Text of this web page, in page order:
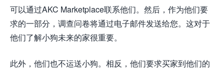
可以通过AKC Marketplace联系他们。然后，作为他们要
求的一部分，调查问卷将通过电子邮件发送给您。这对于
他们了解小狗未来的家很重要。
此外，他们也不运送小狗。相反，他们要求买家到他们的